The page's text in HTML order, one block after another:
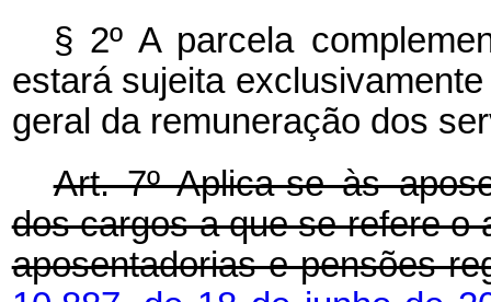
§ 2º A parcela
estará sujeita
geral da remuneração dos
Art. 7º Aplica-se às
dos cargos a que se refere o
aposentadorias e pensões